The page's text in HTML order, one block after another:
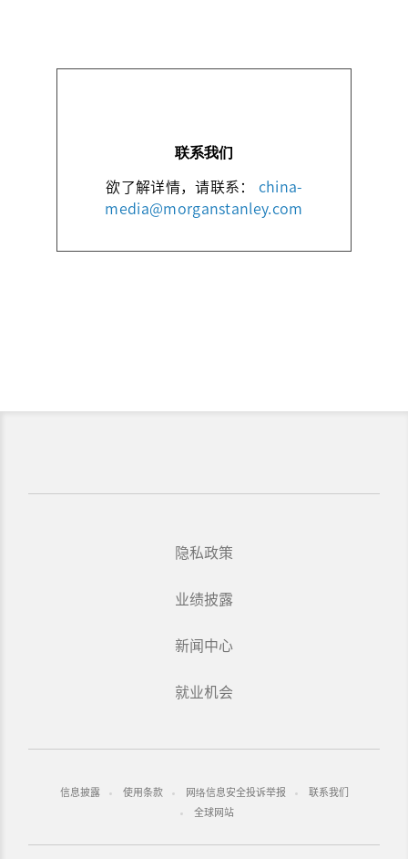
联系我们
欲了解详情，请联系： china-
media@morganstanley.com
隐私政策
业绩披露
新闻中心
就业机会
信息披露 使用条款 网络信息安全投诉举报
联系我们
全球网站